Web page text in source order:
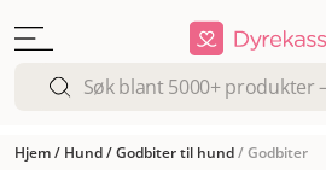
Hjem/ Hund/Godbiter til hund/Godbiter